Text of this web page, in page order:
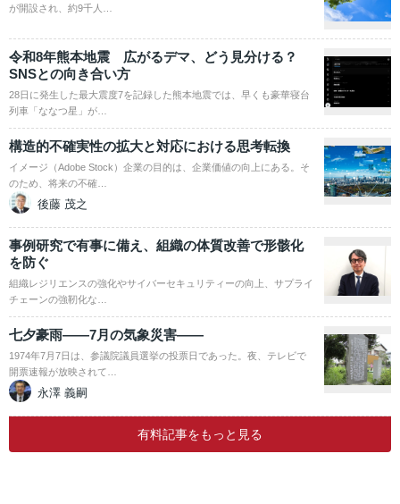
が開設され、約9千人…
令和8年熊本地震 広がるデマ、どう見分ける？
SNSとの向き合い方
28日に発生した最大震度7を記録した熊本地震では、早くも豪華寝台
列車「ななつ星」が…
構造的不確実性の拡大と対応における思考転換
イメージ（Adobe Stock）企業の目的は、企業価値の向上にある。そ
のため、将来の不確…
後藤 茂之
事例研究で有事に備え、組織の体質改善で形骸化
を防ぐ
組織レジリエンスの強化やサイバーセキュリティーの向上、サプライ
チェーンの強靭化な…
七夕豪雨――7月の気象災害――
1974年7月7日は、参議院議員選挙の投票日であった。夜、テレビで
開票速報が放映されて…
永澤 義嗣
有料記事をもっと見る